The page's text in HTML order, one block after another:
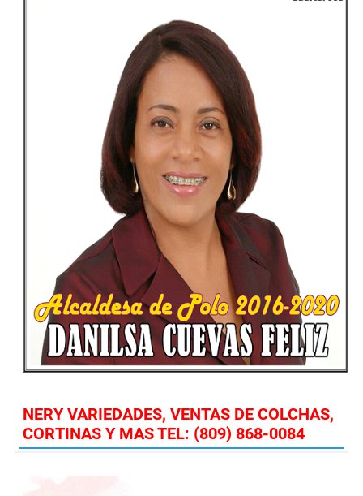
NERY VARIEDADES, VENTAS DE COLCHAS,
CORTINAS Y MAS TEL: (809) 868-0084